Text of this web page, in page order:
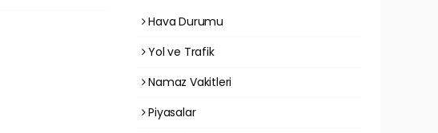
Hava Durumu
Yol ve Trafik
Namaz Vakitleri
Piyasalar